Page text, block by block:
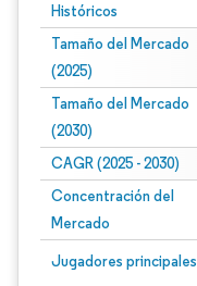
Históricos
Tamaño del Mercado
(2025)
Tamaño del Mercado
(2030)
CAGR (2025 - 2030)
Concentración del
Mercado
Jugadores principales